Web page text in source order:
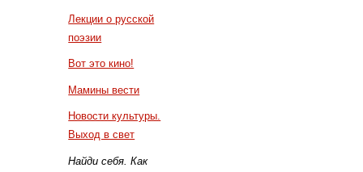
Лекции о русской
поэзии
Вот это кино!
Мамины вести
Новости культуры.
Выход в свет
Найди себя. Как